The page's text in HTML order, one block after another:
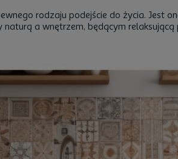
rodzaju podejście do życia. Jest
a wnętrzem, będącym relaksującą